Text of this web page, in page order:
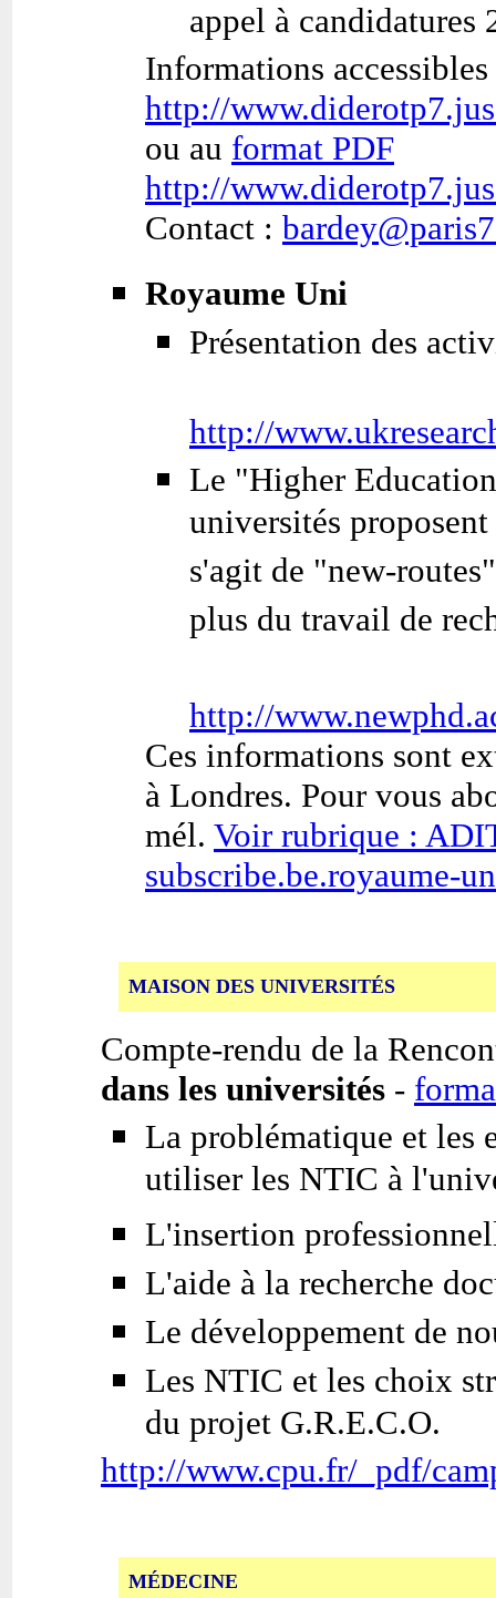
appel à candidatures
Informations
http://
ou au format PDF
http://
Contact :
Royaume Uni
Présentation des
http://
Le "Higher
universités
s'agit de "new-
plus du travail de
http://
Ces informations sont
à Londres. Pour vous
mél. Voir rubrique :
subscribe.be.royaume-
MAISON DES UNIVERSITÉS
Compte-rendu de la
dans les universités -
La problématique et les
utiliser les NTIC à
L'insertion
L'aide à la recherche
Le développement de
Les NTIC et les choix
du projet G.R.E.C.O.
http://www.cpu.fr/_pdf/
MÉDECINE